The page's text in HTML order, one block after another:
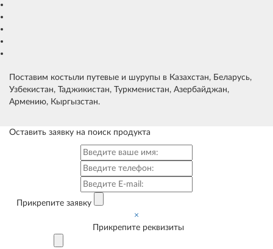
Поставим костыли путевые и шурупы в Казахстан, Беларусь,
Узбекистан, Таджикистан, Туркменистан, Азербайджан,
Армению, Кыргызстан.
Оставить заявку на поиск продукта
Прикрепите заявку
×
Прикрепите реквизиты